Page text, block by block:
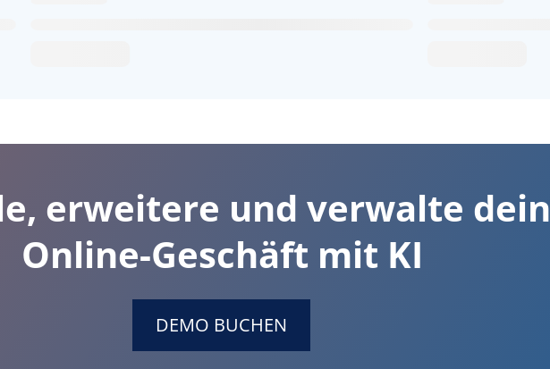
erweitere und verwalte dein
Online-Geschäft mit KI
DEMO BUCHEN